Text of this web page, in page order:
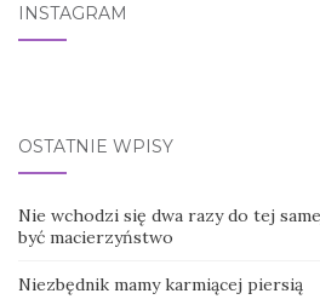
INSTAGRAM
OSTATNIE WPISY
Nie wchodzi się dwa razy do tej
być macierzyństwo
Niezbędnik mamy karmiącej piersią